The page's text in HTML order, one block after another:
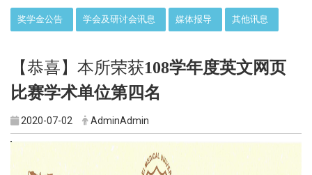
奖学金公告 学会及研讨会讯息 媒体报导 其他讯息
【恭喜】本所荣获108学年度英文网页
比赛学术单位第四名
2020-07-02 AdminAdmin